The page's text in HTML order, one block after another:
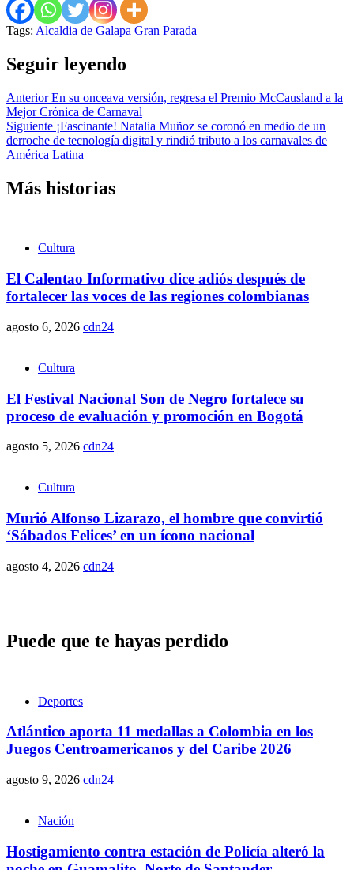
Tags: Alcaldia de Galapa Gran Parada
Seguir leyendo
AnteriorEn su onceava versión, regresa el Premio McCausland a la
Mejor Crónica de Carnaval
Siguiente ¡Fascinante! Natalia Muñoz se coronó en medio de un
derroche de tecnología digital y rindió tributo a los carnavales de
América Latina
Más historias
Cultura
El Calentao Informativo dice adiós después de
fortalecer las voces de las regiones colombianas
agosto 6, 2026 cdn24
Cultura
El Festival Nacional Son de Negro fortalece su
proceso de evaluación y promoción en Bogotá
agosto 5, 2026 cdn24
Cultura
Murió Alfonso Lizarazo, el hombre que convirtió
‘Sábados Felices’ en un ícono nacional
agosto 4, 2026 cdn24
Puede que te hayas perdido
Deportes
Atlántico aporta 11 medallas a Colombia en los
Juegos Centroamericanos y del Caribe 2026
agosto 9, 2026 cdn24
Nación
Hostigamiento contra estación de Policía alteró la